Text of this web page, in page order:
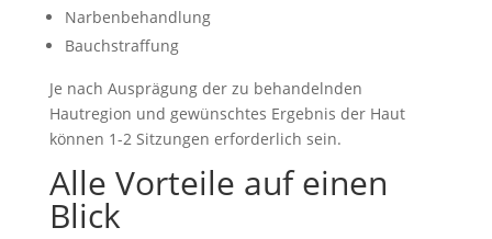
Narbenbehandlung
Bauchstraffung
Je nach Ausprägung der zu behandelnden
Hautregion und gewünschtes Ergebnis der Haut
können 1-2 Sitzungen erforderlich sein.
Alle Vorteile auf einen
Blick